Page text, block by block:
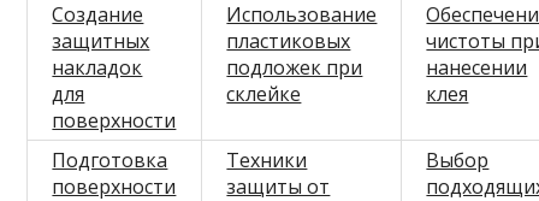
Создание
защитных
накладок
для
поверхности
Использование
пластиковых
подложек при
склейке
чистоты
нанесении
клея
Подготовка
поверхности
Техники
защиты от
Выбор